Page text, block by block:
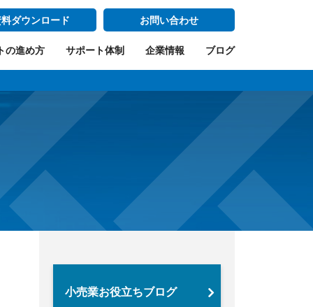
の進め方 サポート体制 企業情報 ブログ
料ダウンロード お問い合わせ
小売業お役立ちブログ